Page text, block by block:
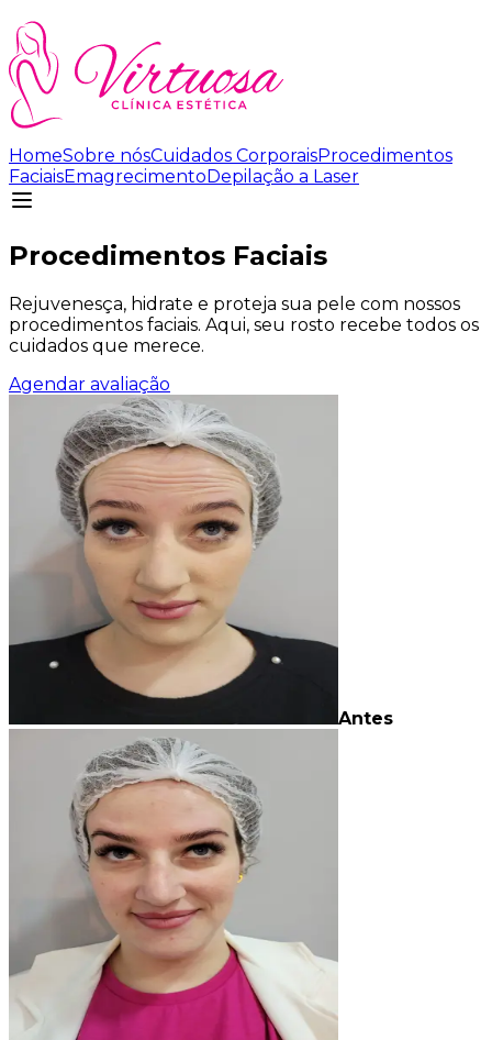
HomeSobre nósCuidados CorporaisProcedimentos
FaciaisEmagrecimentoDepilação a Laser
Procedimentos Faciais
Rejuvenesça, hidrate e proteja sua pele com nossos
procedimentos faciais. Aqui, seu rosto recebe todos os
cuidados que merece.
Agendar avaliação
Antes